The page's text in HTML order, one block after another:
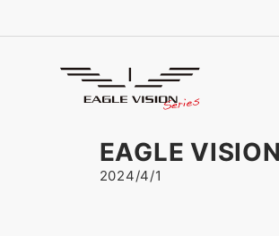
お知らせ
NEWS
EAGLE
2024/4/1